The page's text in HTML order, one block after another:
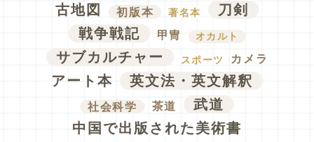
古地図
初版本 著名本
刀剣
戦争戦記
甲冑 オカルト
サブカルチャー スポーツ カメラ
アート本 英文法・英文解釈
社会科学 茶道
武道
中国で出版された美術書